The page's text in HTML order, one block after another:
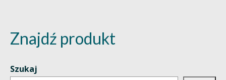
Znajdź produkt
Szukaj